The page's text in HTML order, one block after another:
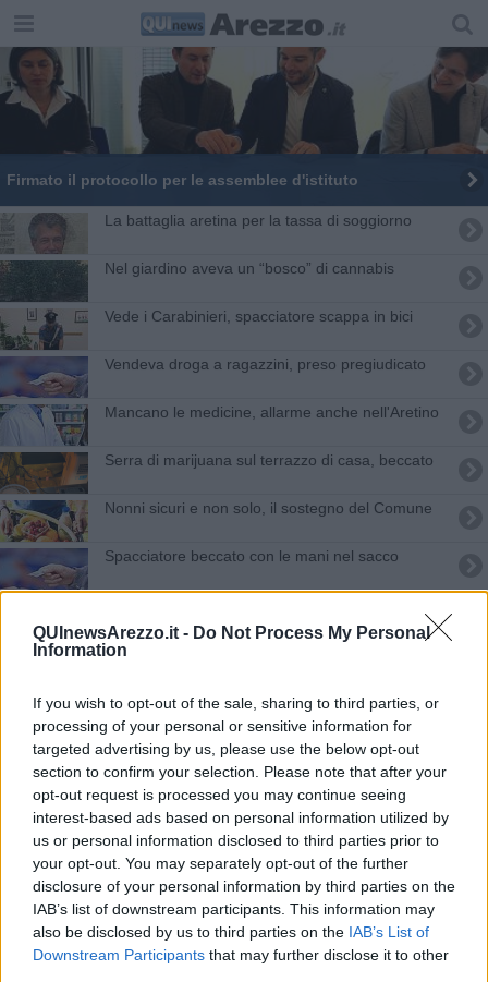
QUInewsArezzo.it - Do Not Process My Personal
Information
If you wish to opt-out of the sale, sharing to third parties, or
processing of your personal or sensitive information for
targeted advertising by us, please use the below opt-out
section to confirm your selection. Please note that after your
opt-out request is processed you may continue seeing
interest-based ads based on personal information utilized by
us or personal information disclosed to third parties prior to
your opt-out. You may separately opt-out of the further
disclosure of your personal information by third parties on the
IAB’s list of downstream participants. This information may
also be disclosed by us to third parties on the IAB’s List of
Downstream Participants that may further disclose it to other
Firmato il protocollo per le assemblee d'istituto
La battaglia aretina per la tassa di soggiorno
Nel giardino aveva un “bosco” di cannabis
Vede i Carabinieri, spacciatore scappa in bici
Vendeva droga a ragazzini, preso pregiudicato
Mancano le medicine, allarme anche nell'Aretino
Serra di marijuana sul terrazzo di casa, beccato
Nonni sicuri e non solo, il sostegno del Comune
Spacciatore beccato con le mani nel sacco
4mila infortuni
Si riparte con i ​“Giovani Protagonisti Aretini"
Un sedicenne toscano Alfiere della Repubblica
Anziani sicuri e non solo, scatta la rete di aiuti
Riceveva dall’estero pacchi con droga
Piante ed erbe contro i malanni stagionali
In possesso di cocaina e hashish, scatta l'arresto
​Un corso di nuoto gratuito nelle festività